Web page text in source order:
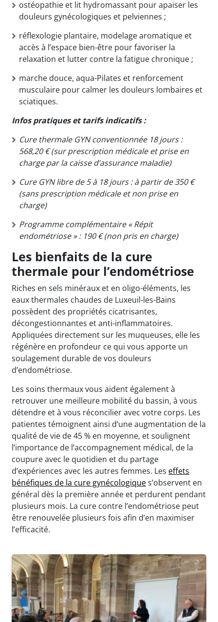
ostéopathie et lit hydromassant pour apaiser les
douleurs gynécologiques et pelviennes ;
réflexologie plantaire, modelage aromatique et
accès à l’espace bien-être pour favoriser la
relaxation et lutter contre la fatigue chronique ;
marche douce, aqua-Pilates et renforcement
musculaire pour calmer les douleurs lombaires et
sciatiques.
Infos pratiques et tarifs indicatifs :
Cure thermale GYN conventionnée 18 jours :
568,20 € (sur prescription médicale et prise en
charge par la caisse d’assurance maladie)
Cure GYN libre de 5 à 18 jours : à partir de 350 €
(sans prescription médicale et non prise en
charge)
Programme complémentaire « Répit
endométriose » : 190 € (non pris en charge)
Les bienfaits de la cure
thermale pour l’endométriose
Riches en sels minéraux et en oligo-éléments, les
eaux thermales chaudes de Luxeuil-les-Bains
possèdent des propriétés cicatrisantes,
décongestionnantes et anti-inflammatoires.
Appliquées directement sur les muqueuses, elle les
régénère en profondeur ce qui vous apporte un
soulagement durable de vos douleurs
d’endométriose.
Les soins thermaux vous aident également à
retrouver une meilleure mobilité du bassin, à vous
détendre et à vous réconcilier avec votre corps. Les
patientes témoignent ainsi d’une augmentation de la
qualité de vie de 45 % en moyenne, et soulignent
l’importance de l’accompagnement médical, de la
coupure avec le quotidien et du partage
d’expériences avec les autres femmes. Les effets
bénéfiques de la cure gynécologiques’observent en
général dès la première année et perdurent pendant
plusieurs mois. La cure contre l’endométriose peut
être renouvelée plusieurs fois afin d’en maximiser
l’efficacité.